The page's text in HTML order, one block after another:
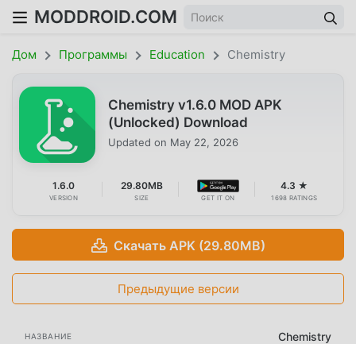
MODDROID.COM
Дом Программы Education Chemistry
Chemistry v1.6.0 MOD APK
(Unlocked) Download
Updated on May 22, 2026
1.6.0
VERSION
29.80MB
SIZE GET IT ON
4.3 ★
1698 RATINGS
Скачать APK (29.80MB)
Предыдущие версии
НАЗВАНИЕ Chemistry